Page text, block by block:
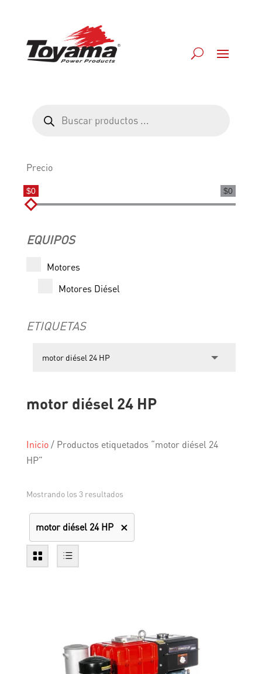
productos
Precio
$0
$0
EQUIPOS
Motores
Motores Diésel
ETIQUETAS
motor diésel 24 HP
Inicio/ Productos etiquetados “motor diésel 24
HP”
Mostrando los 3 resultados
motor diésel 24 HP